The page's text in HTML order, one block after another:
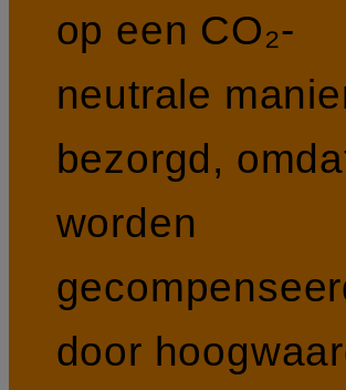
op een CO₂-
neutrale
bezorgd,
worden
door